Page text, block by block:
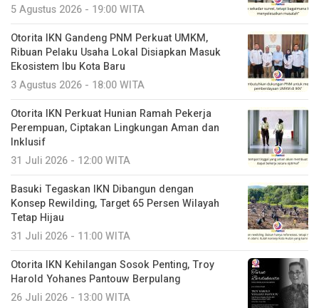
5 Agustus 2026 - 19:00 WITA
Otorita IKN Gandeng PNM Perkuat UMKM,
Ribuan Pelaku Usaha Lokal Disiapkan Masuk
Ekosistem Ibu Kota Baru
3 Agustus 2026 - 18:00 WITA
Otorita IKN Perkuat Hunian Ramah Pekerja
Perempuan, Ciptakan Lingkungan Aman dan
Inklusif
31 Juli 2026 - 12:00 WITA
Basuki Tegaskan IKN Dibangun dengan
Konsep Rewilding, Target 65 Persen Wilayah
Tetap Hijau
31 Juli 2026 - 11:00 WITA
Otorita IKN Kehilangan Sosok Penting, Troy
Harold Yohanes Pantouw Berpulang
26 Juli 2026 - 13:00 WITA